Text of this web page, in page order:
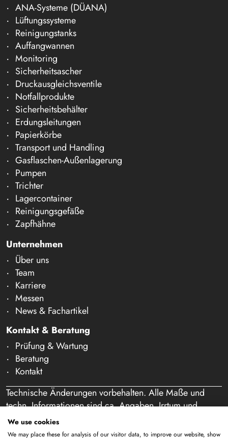
ANA-Systeme (DÜANA)
Lüftungssysteme
Reinigungstanks
Auffangwannen
Monitoring
Sicherheitsascher
Druckausgleichsventile
Notfallprodukte
Sicherheitsbehälter
Erdungsleitungen
Papierkörbe
Transport und Handling
Gasflaschen-Außenlagerung
Pumpen
Trichter
Lagercontainer
Reinigungsgefäße
Zapfhähne
Unternehmen
Über uns
Team
Karriere
Messen
News & Fachartikel
Kontakt & Beratung
Prüfung & Wartung
Beratung
Kontakt
Technische Änderungen vorbehalten. Alle Maße und
techn. Informationen sind ca. Angaben. Irrtum und
Schreibfehler vorbehalten. Unser Angebot richtet sich
ausschließlich an Gewerbetreibende im Sinne des § 14
We use cookies
We may place these for analysis of our visitor data, to improve our website, show